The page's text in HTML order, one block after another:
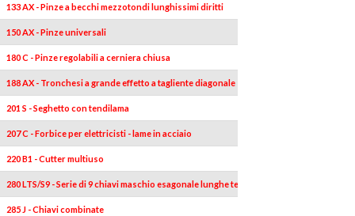
133 AX - Pinze a becchi mezzotondi lunghissimi diritti
150 AX - Pinze universali
180 C - Pinze regolabili a cerniera chiusa
188 AX - Tronchesi a grande effetto a tagliente diagonale
201 S - Seghetto con tendilama
207 C - Forbice per elettricisti - lame in acciaio
220 B1 - Cutter multiuso
280 LTS/S9 - Serie di 9 chiavi maschio esagonale lunghe testa sferica
285 J - Chiavi combinate